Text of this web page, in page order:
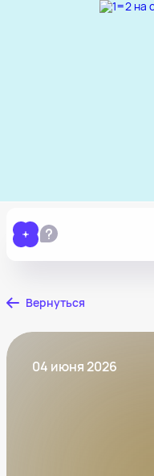
Вернуться
04 июня 2026